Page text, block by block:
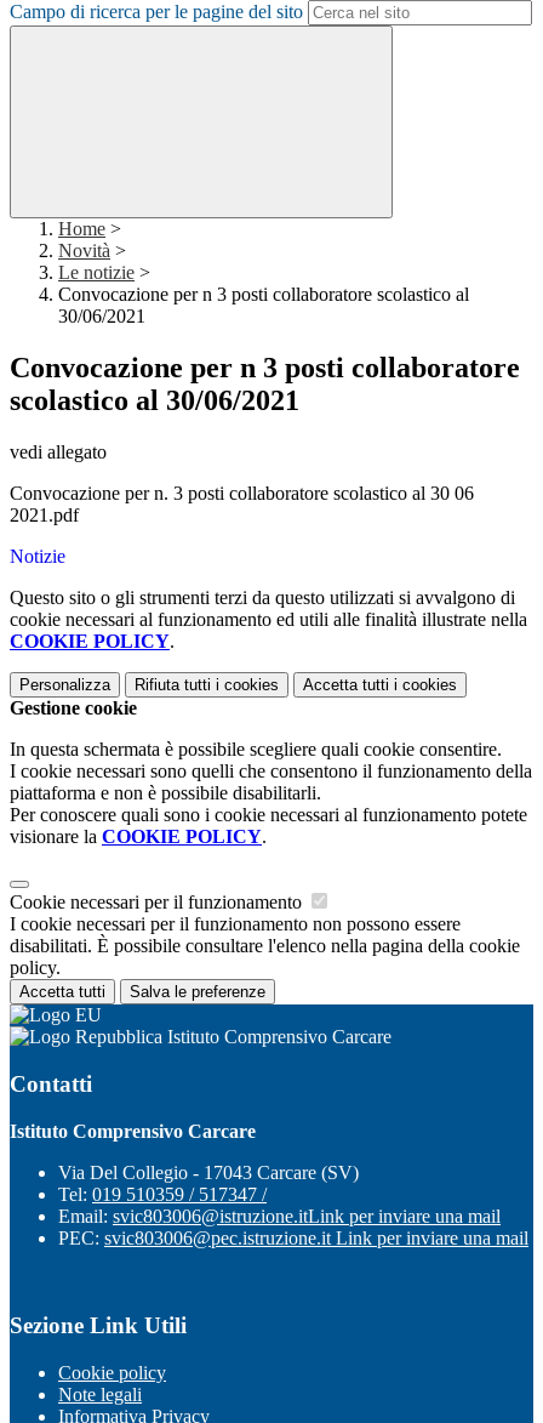
Campo di ricerca per le pagine del sito
Home >
Novità >
Le notizie >
Convocazione per n 3 posti collaboratore scolastico al
30/06/2021
Convocazione per n 3 posti collaboratore
scolastico al 30/06/2021
vedi allegato
Convocazione per n. 3 posti collaboratore scolastico al 30 06
2021.pdf
Notizie
Questo sito o gli strumenti terzi da questo utilizzati si avvalgono di
cookie necessari al funzionamento ed utili alle finalità illustrate nella
COOKIE POLICY.
Personalizza Rifiuta tutti i cookies Accetta tutti i cookies
Gestione cookie
In questa schermata è possibile scegliere quali cookie consentire.
I cookie necessari sono quelli che consentono il funzionamento della
piattaforma e non è possibile disabilitarli.
Per conoscere quali sono i cookie necessari al funzionamento potete
visionare la COOKIE POLICY.
Cookie necessari per il funzionamento
I cookie necessari per il funzionamento non possono essere
disabilitati. È possibile consultare l'elenco nella pagina della cookie
policy.
Accetta tutti Salva le preferenze
Istituto Comprensivo Carcare
Contatti
Istituto Comprensivo Carcare
Via Del Collegio - 17043 Carcare (SV)
Tel: 019 510359 / 517347 /
Email: svic803006@istruzione.itLink per inviare una mail
PEC: svic803006@pec.istruzione.it Link per inviare una mail
Sezione Link Utili
Cookie policy
Note legali
Informativa Privacy